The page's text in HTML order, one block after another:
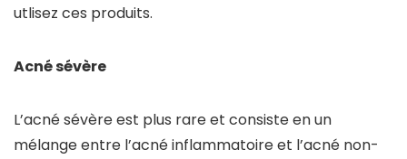
utlisez ces produits.
Acné sévère
L’acné sévère est plus rare et consiste en un
mélange entre l’acné inflammatoire et l’acné non-